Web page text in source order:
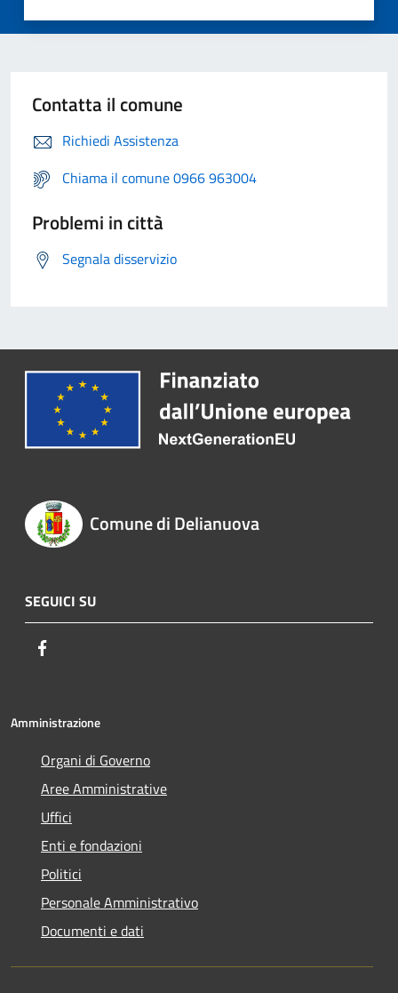
Contatta il comune
Richiedi Assistenza
Chiama il comune 0966 963004
Problemi in città
Segnala disservizio
Comune di Delianuova
SEGUICI SU
Amministrazione
Organi di Governo
Aree Amministrative
Uffici
Enti e fondazioni
Politici
Personale Amministrativo
Documenti e dati